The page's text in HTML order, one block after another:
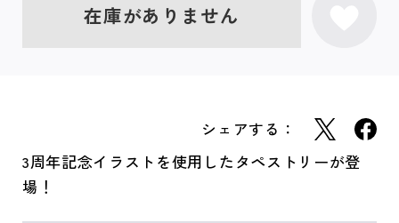
在庫がありません
シェアする：
3周年記念イラストを使用したタペストリーが登
場！